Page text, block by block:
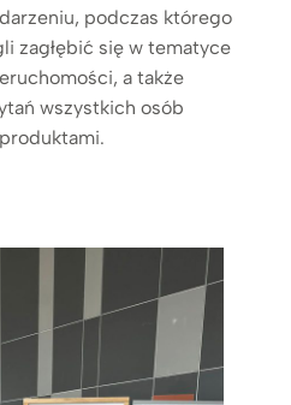
podczas którego
zagłębić się w tematyce
a także
wszystkich osób